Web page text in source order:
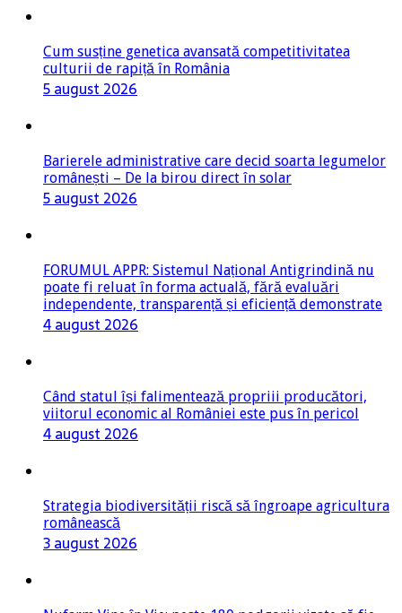
Cum susține genetica avansată competitivitatea
culturii de rapiță în România
5 august 2026
Barierele administrative care decid soarta legumelor
românești – De la birou direct în solar
5 august 2026
FORUMUL APPR: Sistemul Național Antigrindină nu
poate fi reluat în forma actuală, fără evaluări
independente, transparență și eficiență demonstrate
4 august 2026
Când statul își falimentează propriii producători,
viitorul economic al României este pus în pericol
4 august 2026
Strategia biodiversității riscă să îngroape agricultura
românească
3 august 2026